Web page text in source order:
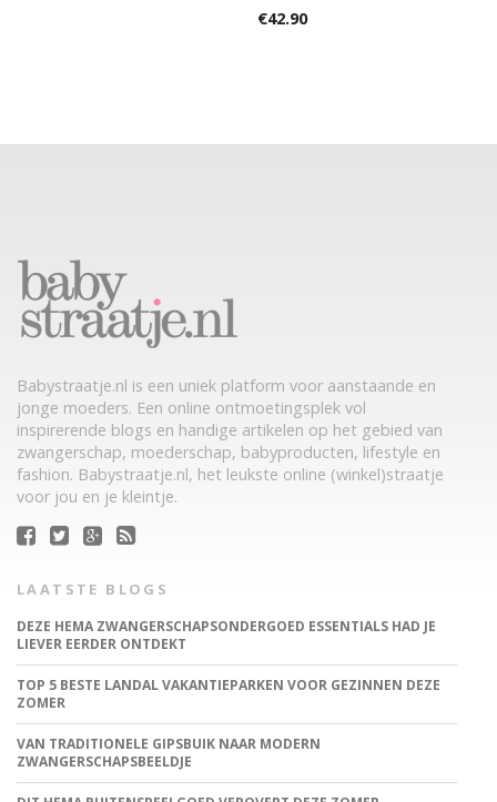
€42.90
Babystraatje.nl is een uniek platform voor aanstaande en
jonge moeders. Een online ontmoetingsplek vol
inspirerende blogs en handige artikelen op het gebied van
zwangerschap, moederschap, babyproducten, lifestyle en
fashion. Babystraatje.nl, het leukste online (winkel)straatje
voor jou en je kleintje.
LAATSTE BLOGS
DEZE HEMA ZWANGERSCHAPSONDERGOED ESSENTIALS HAD JE
LIEVER EERDER ONTDEKT
TOP 5 BESTE LANDAL VAKANTIEPARKEN VOOR GEZINNEN DEZE
ZOMER
VAN TRADITIONELE GIPSBUIK NAAR MODERN
ZWANGERSCHAPSBEELDJE